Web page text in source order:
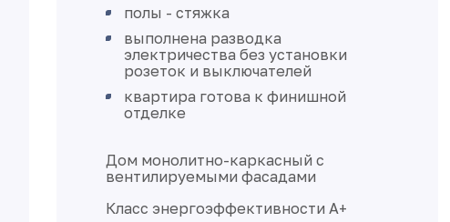
полы - стяжка
выполнена разводка
электричества без установки
розеток и выключателей
квартира готова к финишной
отделке
Дом монолитно-каркасный с
вентилируемыми фасадами
Класс энергоэффективности А+